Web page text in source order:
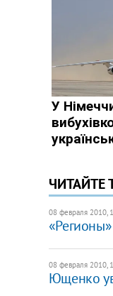
ЧИТАЙТЕ
08 февраля 2010,
08 февраля 2010,
Ющенко